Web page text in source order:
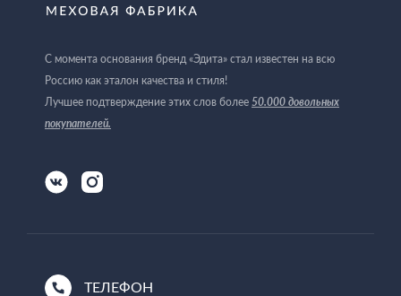
С момента основания бренд «Эдита» стал известен на всю
Россию как эталон качества и стиля!
Лучшее подтверждение этих слов более 50.000 довольных
покупателей.
ТЕЛЕФОН